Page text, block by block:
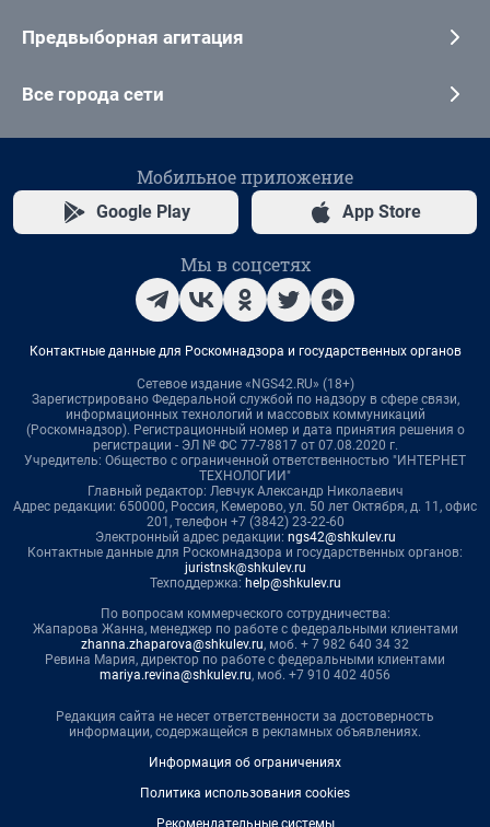
Предвыборная агитация
Все города сети
Мобильное приложение
Google Play App Store
Мы в соцсетях
Контактные данные для Роскомнадзора и государственных органов
Сетевое издание «NGS42.RU» (18+)
Зарегистрировано Федеральной службой по надзору в сфере связи,
информационных технологий и массовых коммуникаций
(Роскомнадзор). Регистрационный номер и дата принятия решения о
регистрации - ЭЛ № ФС 77-78817 от 07.08.2020 г.
Учредитель: Общество с ограниченной ответственностью "ИНТЕРНЕТ
ТЕХНОЛОГИИ"
Главный редактор: Левчук Александр Николаевич
Адрес редакции: 650000, Россия, Кемерово, ул. 50 лет Октября, д. 11, офис
201, телефон +7 (3842) 23-22-60
Электронный адрес редакции: ngs42@shkulev.ru
Контактные данные для Роскомнадзора и государственных органов:
juristnsk@shkulev.ru
Техподдержка: help@shkulev.ru
По вопросам коммерческого сотрудничества:
Жапарова Жанна, менеджер по работе с федеральными клиентами
zhanna.zhaparova@shkulev.ru, моб. + 7 982 640 34 32
Ревина Мария, директор по работе с федеральными клиентами
mariya.revina@shkulev.ru, моб. +7 910 402 4056
Редакция сайта не несет ответственности за достоверность
информации, содержащейся в рекламных объявлениях.
Информация об ограничениях
Политика использования cookies